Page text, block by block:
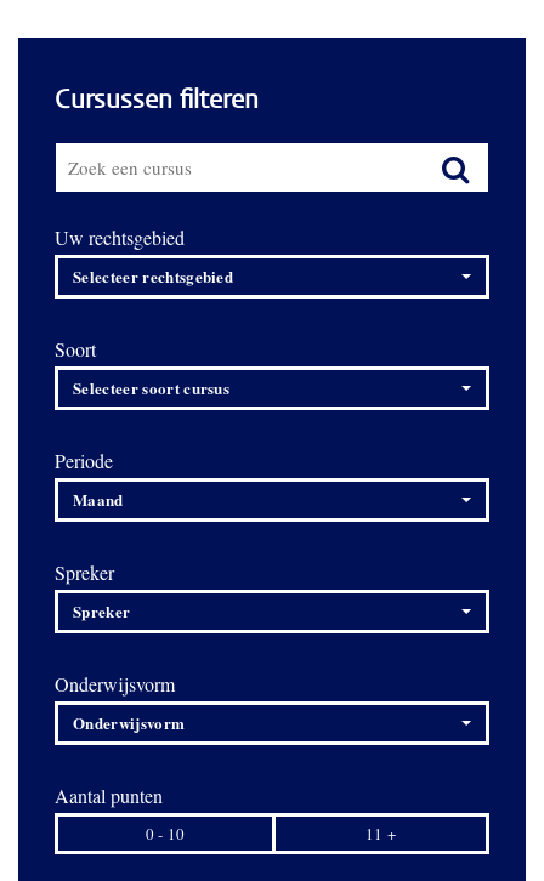
Cursussen filteren
Uw rechtsgebied
Selecteer rechtsgebied
Soort
Selecteer soort cursus
Periode
Maand
Spreker
Spreker
Onderwijsvorm
Onderwijsvorm
Aantal punten
0 - 10 11 +